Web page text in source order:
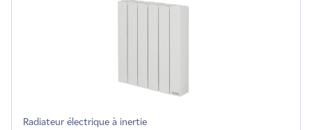
Radiateur électrique à inertie